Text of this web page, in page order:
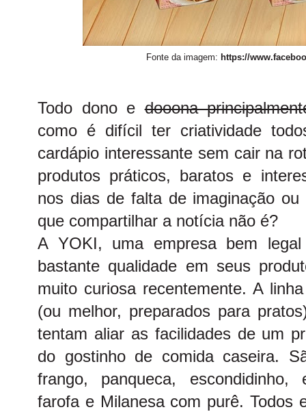
Fonte da imagem: https://
Todo dono edooona
como é difícil ter criatividade
cardápio interessante sem cair na
produtos práticos, baratos e
nos dias de falta de imaginação
que compartilhar a notícia não é?
A YOKI, uma empresa bem
bastante qualidade em seus
muito curiosa recentemente. A
(ou melhor, preparados para
tentam aliar as facilidades de um
do gostinho de comida caseira.
frango, panqueca, escondidinho,
farofa e Milanesa com purê. Todos